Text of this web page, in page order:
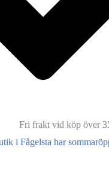
Fri frakt vid köp över
i Fågelsta har